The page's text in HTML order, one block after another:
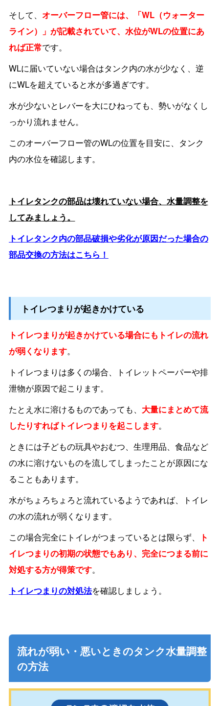
そして、 オーバーフロー管には、「WL（ウォーター
ライン）」が記載されていて、水位がWLの位置にあ
れば正常です。
WLに届いていない場合はタンク内の水が少なく、逆
にWLを超えていると水が多過ぎです。
水が少ないとレバーを大にひねっても、勢いがなくし
っかり流れません。
このオーバーフロー管のWLの位置を目安に、タンク
内の水位を確認します。
トイレタンクの部品は壊れていない場合、水量調整を
してみましょう。
トイレタンク内の部品破損や劣化が原因だった場合の
部品交換の方法はこちら！
トイレつまりが起きかけている
トイレつまりが起きかけている場合にもトイレの流れ
が弱くなります。
トイレつまりは多くの場合、トイレットペーパーや排
泄物が原因で起こります。
たとえ水に溶けるものであっても、 大量にまとめて流
したりすればトイレつまりを起こします。
ときには子どもの玩具やおむつ、生理用品、食品など
の水に溶けないものを流してしまったことが原因にな
ることもあります。
水がちょろちょろと流れているようであれば、トイレ
の水の流れが弱くなります。
この場合完全にトイレがつまっているとは限らず、
ト
イレつまりの初期の状態でもあり、完全につまる前に
対処する方が得策です。
トイレつまりの対処法を確認しましょう。
流れが弱い・悪いときのタンク水量調整
の方法